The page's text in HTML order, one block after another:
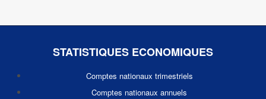
STATISTIQUES ECONOMIQUES
Comptes nationaux trimestriels
Comptes nationaux annuels